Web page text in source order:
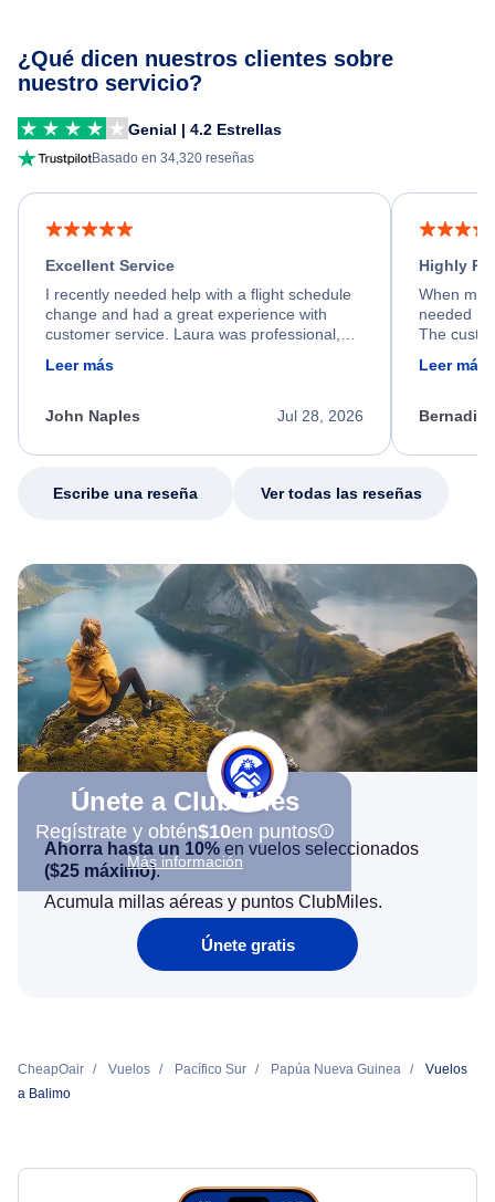
¿Qué dicen nuestros clientes sobre
nuestro servicio?
Genial | 4.2 Estrellas
Basado en 34,320 reseñas
Excellent Service
I recently needed help with a flight schedule
change and had a great experience with
customer service. Laura was professional,
friendly, and very helpful throughout the
process. She quickly found a solution and
appreciate her excellent service.
Leer más
Jul 28, 2026
John Naples
Highly
When my
needed
The
calm,
my issue.
Leer más
Escribe una reseña Ver todas las reseñas
Únete a ClubMiles
Regístrate y obtén$10en puntos
Más información
Ahorra hasta un 10% en vuelos seleccionados
($25 máximo).
Acumula millas aéreas y puntos ClubMiles.
Únete gratis
CheapOair Vuelos Pacífico Sur Papúa Nueva Guinea
Vuelos
a Balimo